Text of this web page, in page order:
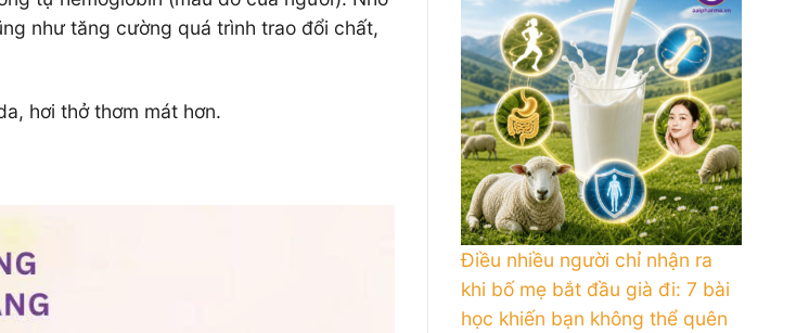
như tăng cường quá trình trao đổi chất,
hơi thở thơm mát hơn.
Điều nhiều người chỉ nhận ra
khi bố mẹ bắt đầu già đi: 7 bài
học khiến bạn không thể quên